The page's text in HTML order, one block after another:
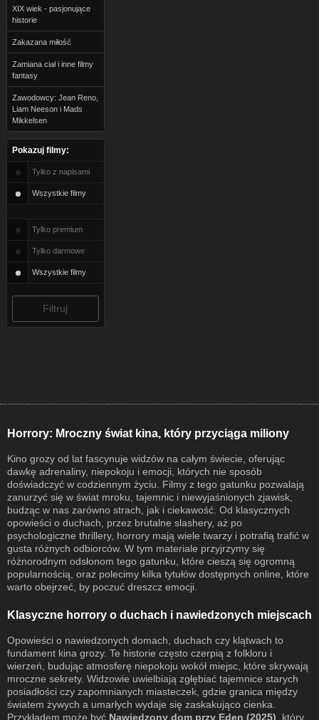
XIX wiek - pasjonujące
historie
Zakazana miłość
Zamiana ciał i inne filmy
fantasy
Zawodowcy: Jean Reno,
Liam Neeson i Mads
Mikkelsen
Pokazuj filmy:
Tylko z napisami
Wszystkie filmy
Tylko premium
Tylko darmowe
Wszystkie filmy
Horrory: Mroczny świat kina, który przyciąga miliony
Kino grozy od lat fascynuje widzów na całym świecie, oferując
dawkę adrenaliny, niepokoju i emocji, których nie sposób
doświadczyć w codziennym życiu. Filmy z tego gatunku pozwalają
zanurzyć się w świat mroku, tajemnic i niewyjaśnionych zjawisk,
budząc w nas zarówno strach, jak i ciekawość. Od klasycznych
opowieści o duchach, przez brutalne slashery, aż po
psychologiczne thrillery, horrory mają wiele twarzy i potrafią trafić w
gusta różnych odbiorców. W tym materiale przyjrzymy się
różnorodnym odsłonom tego gatunku, które cieszą się ogromną
popularnością, oraz polecimy kilka tytułów dostępnych online, które
warto obejrzeć, by poczuć dreszcz emocji.
Klasyczne horrory o duchach i nawiedzonych miejscach
Opowieści o nawiedzonych domach, duchach czy klątwach to
fundament kina grozy. Te historie często czerpią z folkloru i
wierzeń, budując atmosferę niepokoju wokół miejsc, które skrywają
mroczne sekrety. Widzowie uwielbiają zgłębiać tajemnice starych
posiadłości czy zapomnianych miasteczek, gdzie granica między
światem żywych a umarłych wydaje się zaskakująco cienka.
Przykładem może być Nawiedzony dom przy Eden (2025) , który